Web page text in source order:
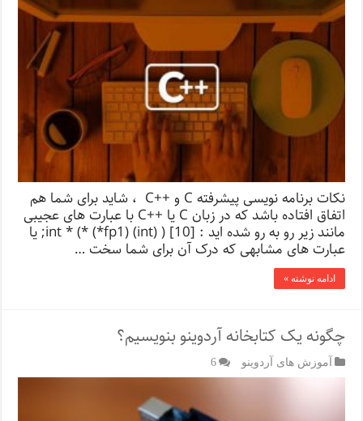
نکات برنامه نویسی پیشرفته C و ++C ، شاید برای شما هم
اتفاق افتاده باشد که در زبان C یا ++C با عبارت های عجیبی
مانند زیر رو به رو شده اید : int * (* (*fp1) (int) ) [10]; یا
عبارت های مشابهی که درک آن برای شما سخت …
ادامه نوشته »
چگونه یک کتابخانه آردوینو بنویسیم؟
آموزش های آردوینو 6